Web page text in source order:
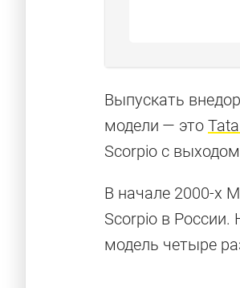
Выпускать
модели — это
Scorpio с
В начале 2000-х
Scorpio в России.
модель четыре